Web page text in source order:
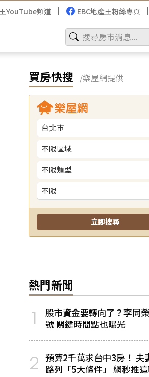
YouTube頻道 EBC地產王粉絲專頁
買房快搜 /樂屋網提供
熱門新聞
1
股市資金要轉向了？李同
號 關鍵時間點也曝光
2 預算2千萬求台中3房！ 夫
路列「5大條件」 網秒推